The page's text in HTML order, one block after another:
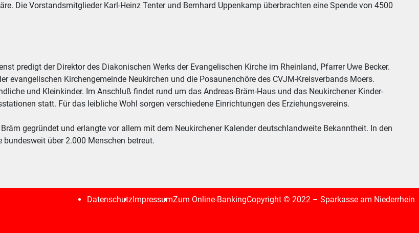
Die Vorstandsmitglieder Karl-Heinz Tenter und Bernhard Uppenkamp überbrachten eine Spende von 4500
predigt der Direktor des Diakonischen Werks der Evangelischen Kirche im Rheinland, Pfarrer Uwe Becker.
evangelischen Kirchengemeinde Neukirchen und die Posaunenchöre des CVJM-Kreisverbands Moers.
und Kleinkinder. Im Anschluß findet rund um das Andreas-Bräm-Haus und das Neukirchener Kinder-
statt. Für das leibliche Wohl sorgen verschiedene Einrichtungen des Erziehungsvereins.
gegründet und erlangte vor allem mit dem Neukirchener Kalender deutschlandweite Bekanntheit. In den
bundesweit über 2.000 Menschen betreut.
DatenschutzImpressumZum Online-BankingCopyright © 2022 – Sparkasse am Niederrhein